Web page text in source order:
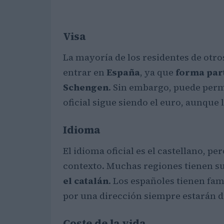
Visa
La mayoría de los residentes de
entrar en España, ya que forma
Schengen. Sin embargo, puede
oficial sigue siendo el euro, aunque
Idioma
El idioma oficial es el castellano,
contexto. Muchas regiones tienen
el catalán. Los españoles tienen
por una dirección siempre estarán